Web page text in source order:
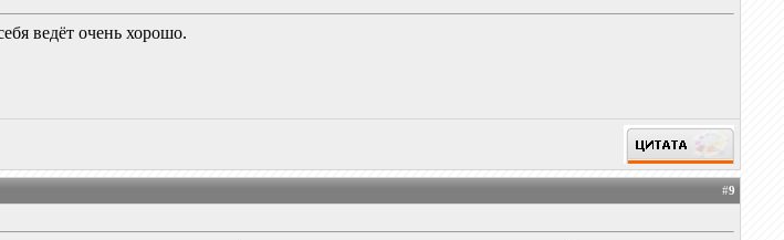
ведёт очень хорошо.
#9